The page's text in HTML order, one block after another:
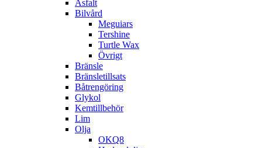
Asfalt
Bilvård
Meguiars
Tershine
Turtle Wax
Övrigt
Bränsle
Bränsletillsats
Båtrengöring
Glykol
Kemtillbehör
Lim
Olja
OKQ8